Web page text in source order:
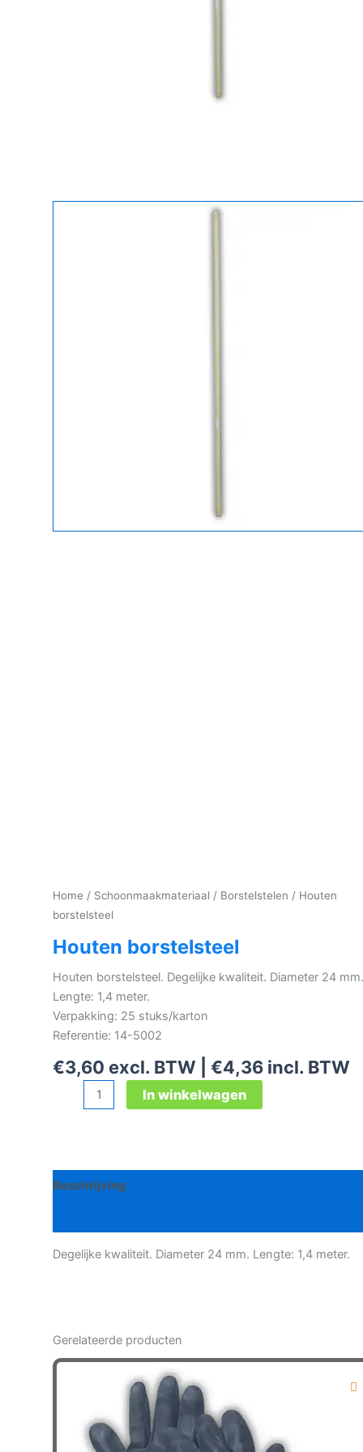
Home / Schoonmaakmateriaal / Borstelstelen / Houten
borstelsteel
Houten borstelsteel
Houten borstelsteel. Degelijke kwaliteit. Diameter 24 mm.
Lengte: 1,4 meter.
Verpakking: 25 stuks/karton
Referentie: 14-5002
€3,60 excl. BTW | €4,36 incl. BTW
borstelsteel
In winkelwagen
Beschrijving
Degelijke kwaliteit. Diameter 24 mm. Lengte: 1,4 meter.
Gerelateerde producten